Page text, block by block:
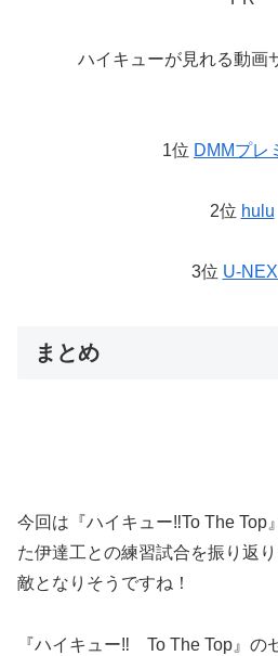
ハイキューが見れる動画
1位 DMMプレ
2位 hulu
3位 U-
まとめ
今回は『ハイキュー‼To The Top
た伊達工との練習試合を振り返
敵となりそうですね！
『ハイキュー‼ To The Top』の